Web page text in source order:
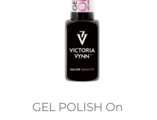
GEL POLISH On
5,53 €.